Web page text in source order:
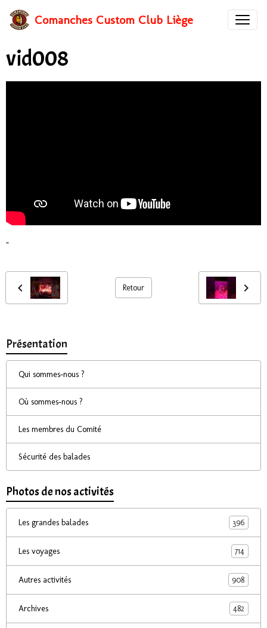
Comanches Custom Club Liège
vid008
"
Retour
Présentation
Qui sommes-nous ?
Où sommes-nous ?
Les membres du Comité
Sécurité des balades
Photos de nos activités
Les grandes balades 396
Les voyages 714
Autres activités 908
Archives 482